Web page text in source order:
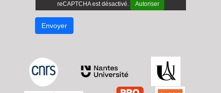
reCAPTCHA est désactivé. Autoriser
Envoyer